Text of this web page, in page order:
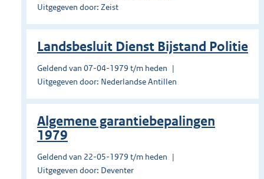
Uitgegeven door: Zeist
Landsbesluit Dienst Bijstand Politie
Geldend van 07-04-1979 t/m heden
Uitgegeven door: Nederlandse Antillen
Algemene garantiebepalingen
1979
Geldend van 22-05-1979 t/m heden
Uitgegeven door: Deventer